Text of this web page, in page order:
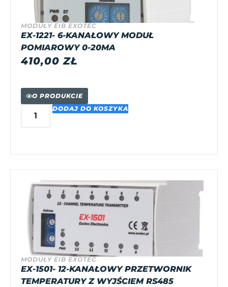
MODUŁY EIB EXOTEC
EX-1221- 6-KANAŁOWY MODUŁ
POMIAROWY 0-20MA
410,00ZŁ
O PRODUKCIE
DODAJ DO KOSZYKA
MODUŁY EIB EXOTEC
EX-1501- 12-KANAŁOWY PRZETWORNIK
TEMPERATURY Z WYJŚCIEM RS485